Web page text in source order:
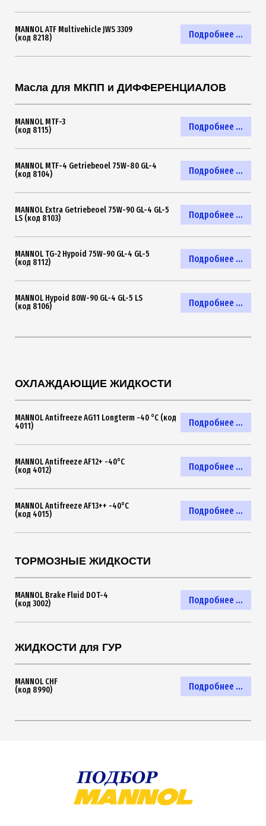
Подробнее ...
MANNOL ATF Multivehicle JWS 3309
(код 8218)
Масла для МКПП и ДИФФЕРЕНЦИАЛОВ
Подробнее ...
MANNOL MTF-3
(код 8115)
Подробнее ...
MANNOL MTF-4 Getriebeoel 75W-80 GL-4
(код 8104)
Подробнее ...
MANNOL Extra Getriebeoel 75W-90 GL-4 GL-5
LS (код 8103)
Подробнее ...
MANNOL TG-2 Hypoid 75W-90 GL-4 GL-5
(код 8112)
Подробнее ...
MANNOL Hypoid 80W-90 GL-4 GL-5 LS
(код 8106)
ОХЛАЖДАЮЩИЕ ЖИДКОСТИ
Подробнее ...
MANNOL Antifreeze AG11 Longterm -40 °C (код
4011)
Подробнее ...
MANNOL Antifreeze AF12+ -40°C
(код 4012)
Подробнее ...
MANNOL Antifreeze AF13++ -40°C
(код 4015)
ТОРМОЗНЫЕ ЖИДКОСТИ
Подробнее ...
MANNOL Brake Fluid DOT-4
(код 3002)
ЖИДКОСТИ для ГУР
Подробнее ...
MANNOL CHF
(код 8990)